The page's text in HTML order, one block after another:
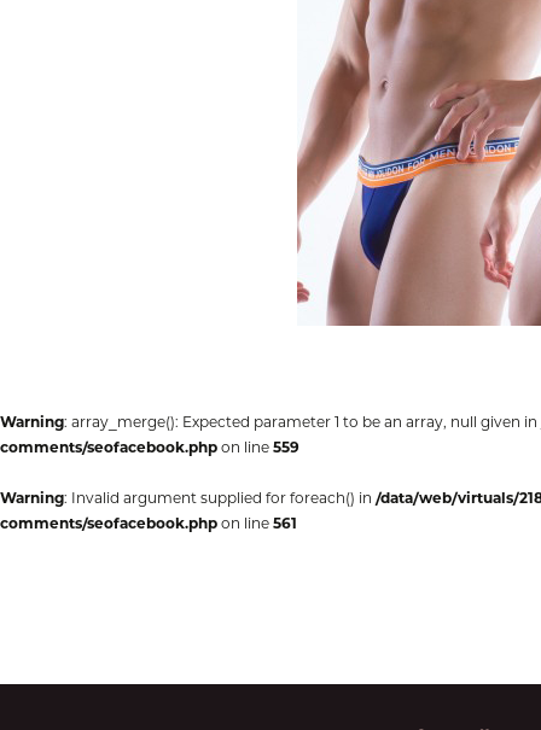
Warning: array_merge(): Expected parameter 1 to be an array, null given in
comments/seofacebook.php on line 559
Warning: Invalid argument supplied for foreach() in /data/web/virtuals/
comments/seofacebook.php on line 561